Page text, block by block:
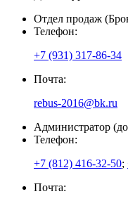
Отдел продаж
Телефон:
+7 (931) 317-86-34
Почта:
rebus-2016@bk.ru
Администратор
Телефон:
+7 (812) 416-32-50;
Почта: